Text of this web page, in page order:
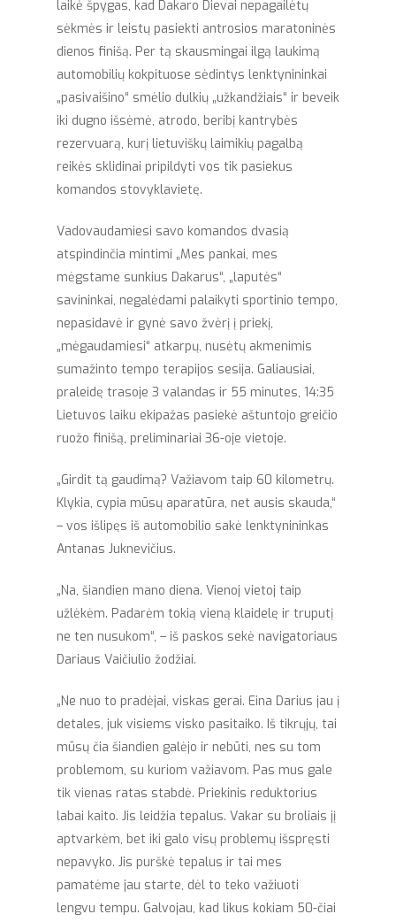
laikė špygas, kad Dakaro Dievai nepagailėtų
sėkmės ir leistų pasiekti antrosios maratoninės
dienos finišą. Per tą skausmingai ilgą laukimą
automobilių kokpituose sėdintys lenktynininkai
„pasivaišino“ smėlio dulkių „užkandžiais“ ir beveik
iki dugno išsėmė, atrodo, beribį kantrybės
rezervuarą, kurį lietuviškų laimikių pagalbą
reikės sklidinai pripildyti vos tik pasiekus
komandos stovyklavietę.
Vadovaudamiesi savo komandos dvasią
atspindinčia mintimi „Mes pankai, mes
mėgstame sunkius Dakarus“, „laputės“
savininkai, negalėdami palaikyti sportinio tempo,
nepasidavė ir gynė savo žvėrį į priekį,
„mėgaudamiesi“ atkarpų, nusėtų akmenimis
sumažinto tempo terapijos sesija. Galiausiai,
praleidę trasoje 3 valandas ir 55 minutes, 14:35
Lietuvos laiku ekipažas pasiekė aštuntojo greičio
ruožo finišą, preliminariai 36-oje vietoje.
„Girdit tą gaudimą? Važiavom taip 60 kilometrų.
Klykia, cypia mūsų aparatūra, net ausis skauda,“
– vos išlipęs iš automobilio sakė lenktynininkas
Antanas Juknevičius.
„Na, šiandien mano diena. Vienoj vietoj taip
užlėkėm. Padarėm tokią vieną klaidelę ir truputį
ne ten nusukom“, – iš paskos sekė navigatoriaus
Dariaus Vaičiulio žodžiai.
„Ne nuo to pradėjai, viskas gerai. Eina Darius jau į
detales, juk visiems visko pasitaiko. Iš tikrųjų, tai
mūsų čia šiandien galėjo ir nebūti, nes su tom
problemom, su kuriom važiavom. Pas mus gale
tik vienas ratas stabdė. Priekinis reduktorius
labai kaito. Jis leidžia tepalus. Vakar su broliais jį
aptvarkėm, bet iki galo visų problemų išspręsti
nepavyko. Jis purškė tepalus ir tai mes
pamatėme jau starte, dėl to teko važiuoti
lengvu tempu. Galvojau, kad likus kokiam 50-čiai